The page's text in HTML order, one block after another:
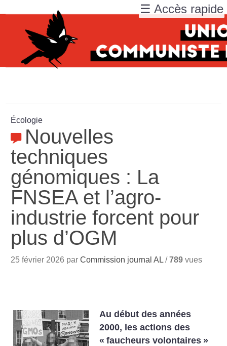
Écologie
Nouvelles
techniques
génomiques : La
FNSEA et l’agro-
industrie forcent pour
plus d’OGM
25 février 2026 parCommission journal AL /789 vues
Au début des années
2000, les actions des
« faucheurs volontaires »
☰ Accès rapide